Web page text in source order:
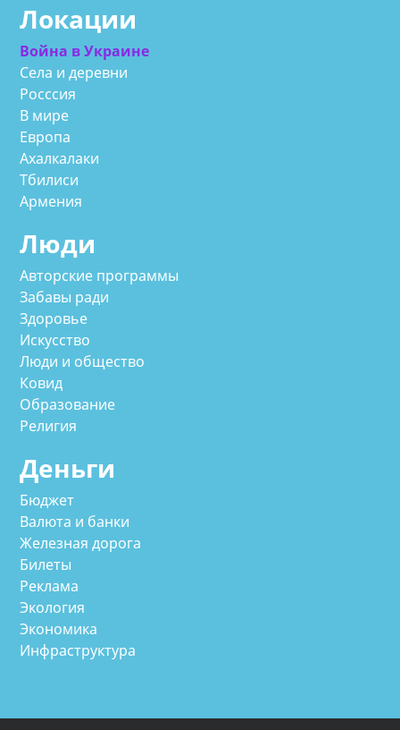
Локации
Война в Украине
Села и деревни
Росссия
В мире
Европа
Ахалкалаки
Тбилиси
Армения
Люди
Авторские программы
Забавы ради
Здоровье
Искусство
Люди и общество
Ковид
Образование
Религия
Деньги
Бюджет
Валюта и банки
Железная дорога
Билеты
Реклама
Экология
Экономика
Инфраструктура